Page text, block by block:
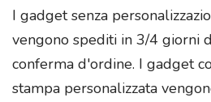
I gadget senza
vengono spediti in 3/4 giorni
conferma d'ordine. I gadget
stampa personalizzata